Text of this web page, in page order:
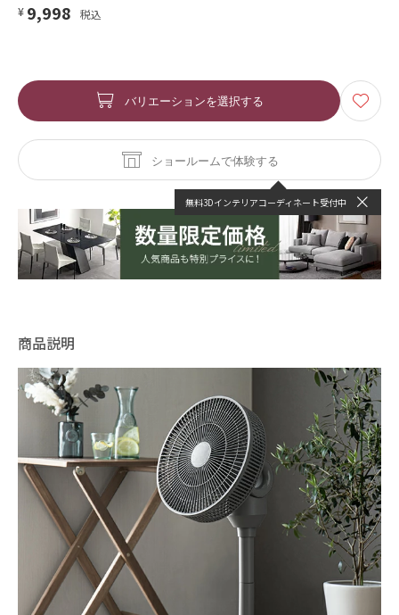
¥ 9,998
バリエーションを選択する
ショールームで体験する
無料3Dインテリアコーディネート受付中
商品説明